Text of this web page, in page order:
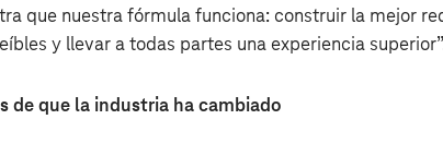
que nuestra fórmula funciona: construir la mejor
y llevar a todas partes una experiencia
de que la industria ha cambiado